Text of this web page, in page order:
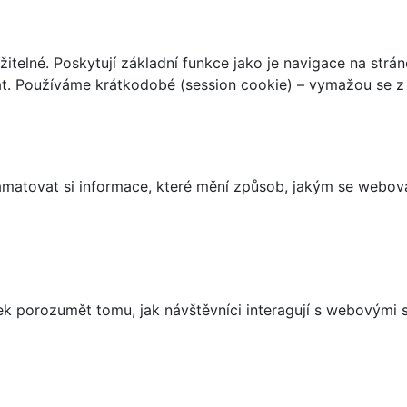
Poskytují základní funkce jako je navigace na
Používáme krátkodobé (session cookie) – vymažou se
si informace, které mění způsob, jakým se
porozumět tomu, jak návštěvníci interagují s webovými